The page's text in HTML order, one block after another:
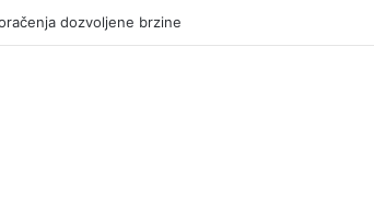
dozvoljene brzine